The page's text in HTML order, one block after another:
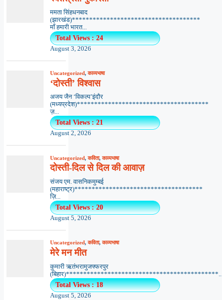
ममता सिंहधनबाद
(झारखंड)*************************************
माँ हमारी भारत...
Total Views : 24
August 3, 2026
Uncategorized,काव्यभाषा
‘दोस्ती’ विश्वास
अजय जैन ‘विकल्प’इंदौर
(मध्यप्रदेश)**************************************
ज़...
Total Views : 21
August 2, 2026
Uncategorized,कविता,काव्यभाषा
दोस्ती-दिल से दिल की आवाज़
संजय एम. वासनिकमुम्बई
(महाराष्ट्र)*************************************
ज़ि...
Total Views : 20
August 5, 2026
Uncategorized,कविता,काव्यभाषा
मेरे मन मीत
कुमारी ऋतंभरामुजफ्फरपुर
Total Views : 18
August 5, 2026